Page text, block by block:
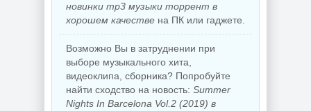
новинки mp3 музыки торрент в
хорошем качестве на ПК или гаджете.
Возможно Вы в затруднении при
выборе музыкального хита,
видеоклипа, сборника? Попробуйте
найти сходство на новость: Summer
Nights In Barcelona Vol.2 (2019) в